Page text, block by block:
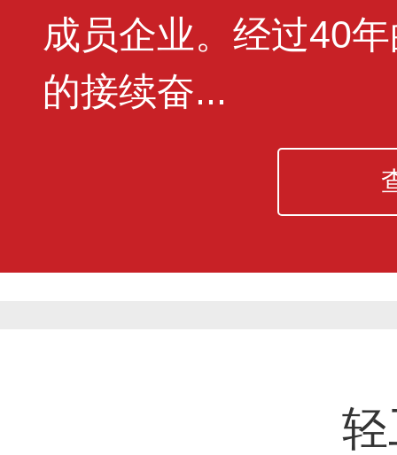
成员企业。经过40
的接续奋...